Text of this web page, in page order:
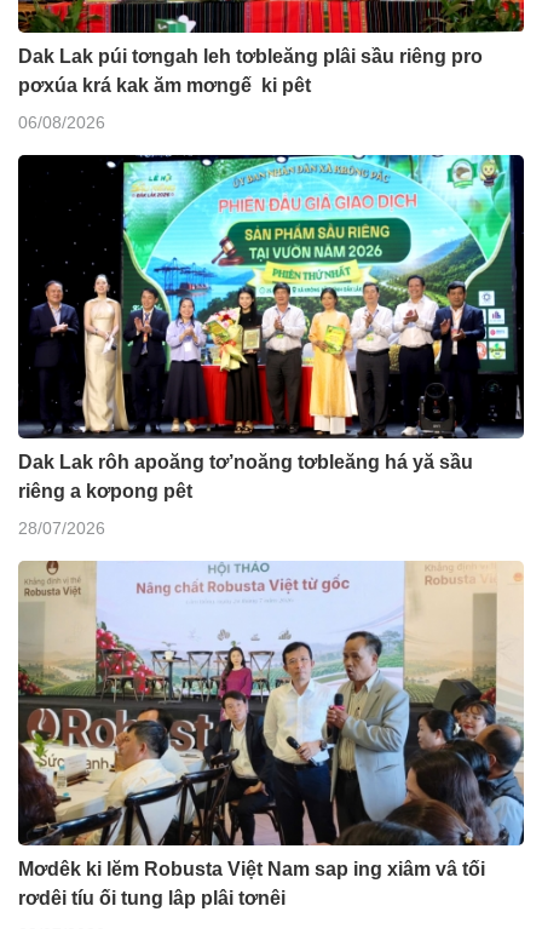
Dak Lak púi tơngah leh tơbleăng plâi sầu riêng pro
pơxúa krá kak ăm mơngế ki pêt
06/08/2026
Dak Lak rôh apoăng tơ’noăng tơbleăng há yă sầu
riêng a kơpong pêt
28/07/2026
Mơdêk ki lĕm Robusta Việt Nam sap ing xiâm vâ tối
rơdêi tíu ối tung lâp plâi tơnêi